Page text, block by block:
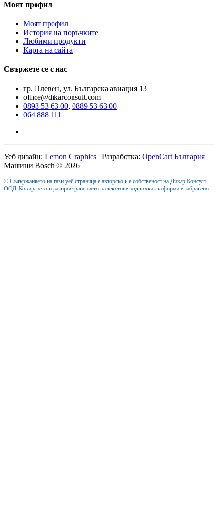
Моят профил
Моят профил
История на поръчките
Любими продукти
Карта на сайта
Свържете се с нас
гр. Плевен, ул. Българска авиация 13
office@dikarconsult.com
0898 53 63 00, 0889 53 63 00
064 888 111
Уеб дизайн: Lemon Graphics | Разработка: OpenCart България
Машини Bosch © 2026
© Съдържанието на тази уеб страница е авторско и е собственост на Дикар Консулт
ООД. Копирането и разпространението на текстове под всякаква форма е забранено.